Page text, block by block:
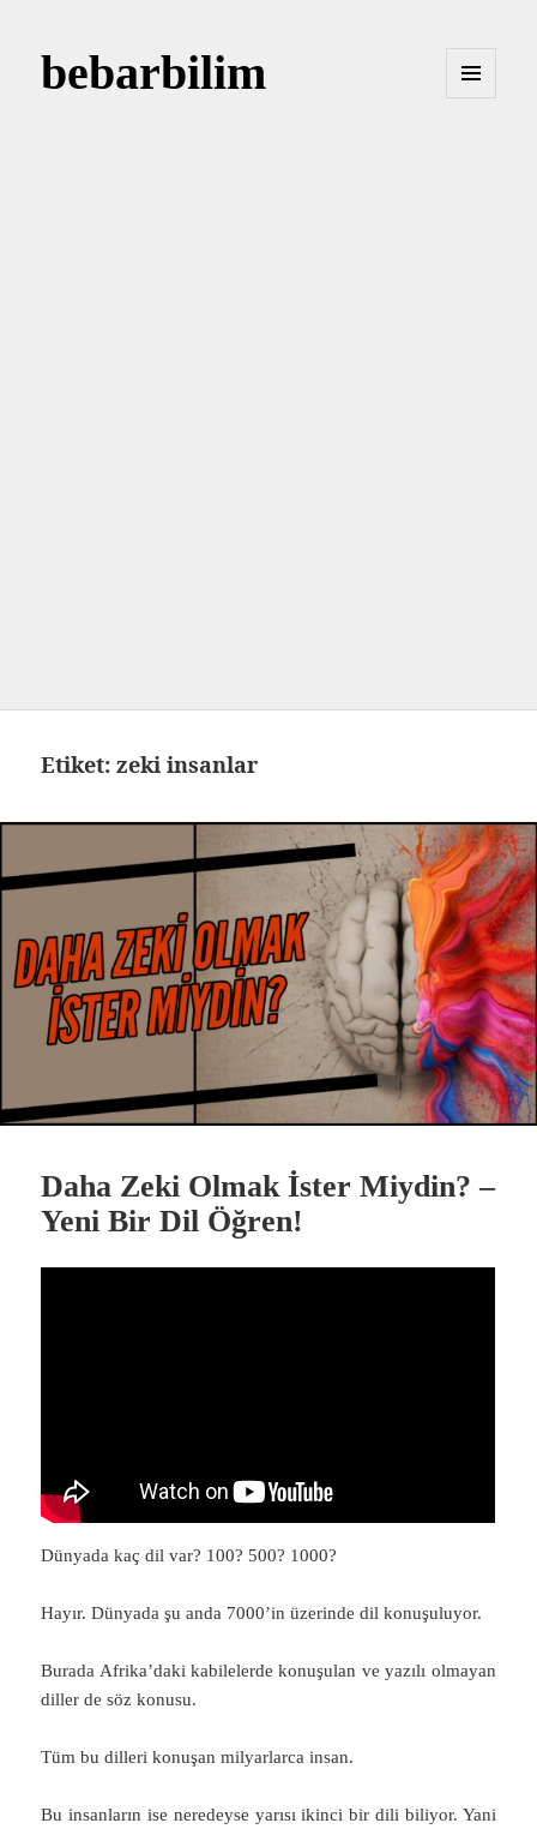
bebarbilim
Etiket:zeki insanlar
Daha Zeki Olmak İster Miydin? –
Yeni Bir Dil Öğren!
Dünyada kaç dil var? 100? 500? 1000?
Hayır. Dünyada şu anda 7000’in üzerinde dil konuşuluyor.
Burada Afrika’daki kabilelerde konuşulan ve yazılı olmayan
diller de söz konusu.
Tüm bu dilleri konuşan milyarlarca insan.
Bu insanların ise neredeyse yarısı ikinci bir dili biliyor. Yani